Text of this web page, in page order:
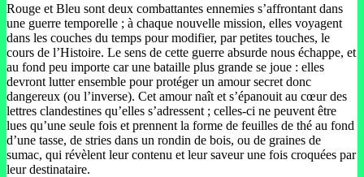
Rouge et Bleu sont deux combattantes ennemies s’affrontant dans
une guerre temporelle ; à chaque nouvelle mission, elles voyagent
dans les couches du temps pour modifier, par petites touches, le
cours de l’Histoire. Le sens de cette guerre absurde nous échappe, et
au fond peu importe car une bataille plus grande se joue : elles
devront lutter ensemble pour protéger un amour secret donc
dangereux (ou l’inverse). Cet amour naît et s’épanouit au cœur des
lettres clandestines qu’elles s’adressent ; celles-ci ne peuvent être
lues qu’une seule fois et prennent la forme de feuilles de thé au fond
d’une tasse, de stries dans un rondin de bois, ou de graines de
sumac, qui révèlent leur contenu et leur saveur une fois croquées par
leur destinataire.